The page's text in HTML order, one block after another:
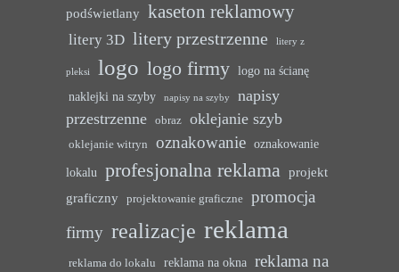
podświetlany kaseton reklamowy
litery 3D litery przestrzenne litery z
pleksi logo logo firmy logo na ścianę
naklejki na szyby
napisy na szyby
napisy
przestrzenne
obraz oklejanie szyb
oklejanie witryn oznakowanie oznakowanie
lokalu profesjonalna reklama projekt
graficzny
projektowanie graficzne
promocja
firmy realizacje reklama
reklama do lokalu reklama na okna reklama na